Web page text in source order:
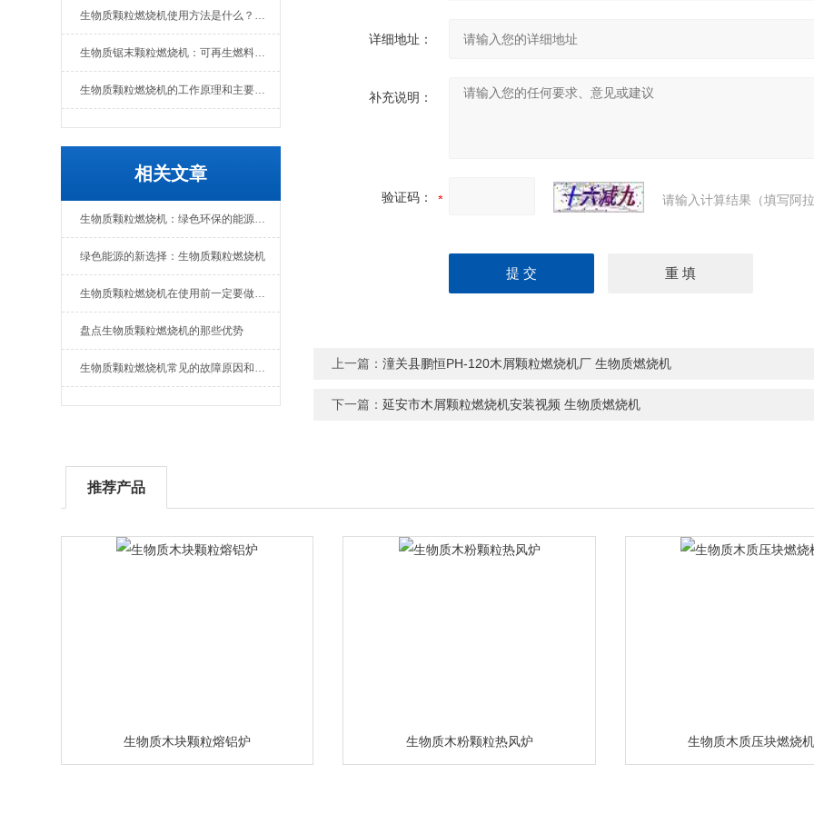
生物质颗粒燃烧机使用方法是什么？维护要点有哪些
生物质锯末颗粒燃烧机：可再生燃料的热能转换设备
生物质颗粒燃烧机的工作原理和主要组成部分
相关文章
生物质颗粒燃烧机：绿色环保的能源转化设备
绿色能源的新选择：生物质颗粒燃烧机
生物质颗粒燃烧机在使用前一定要做好准备工作
盘点生物质颗粒燃烧机的那些优势
生物质颗粒燃烧机常见的故障原因和解决办法
详细地址：
补充说明：
验证码： 请输入计算结果（填写阿
上一篇：潼关县鹏恒PH-120木屑颗粒燃烧机厂 生物质燃烧机
下一篇：延安市木屑颗粒燃烧机安装视频 生物质燃烧机
推荐产品
生物质木块颗粒熔铝炉 生物质木粉颗粒热风炉 生物质木质压块燃烧机